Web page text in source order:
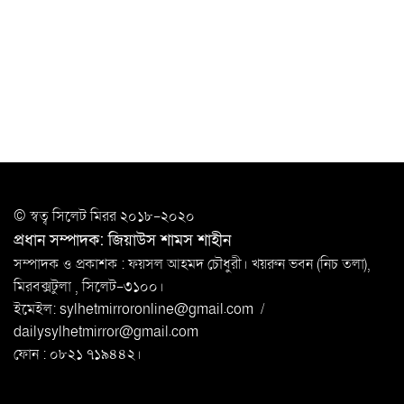
মানববন্ধন
রপ্তানি বৃদ্ধিতে ক্ষুদ্র উদ্যোক্তাদের মেলা বুথ ভাড়া মওকুফ :
বাণিজ্যমন্ত্রী
মুক্তাদির-আরিফসহ ১৮ মন্ত্রীর পুলিশ এসকর্ট
প্রত্যাহার
© স্বত্ব সি‌লেট মিরর ২০১৮-২০২০
প্রধান সম্পাদক: জিয়াউস শামস শাহীন
সম্পাদক ও প্রকাশক : ফয়সল আহমদ চৌধুরী। খয়রুন ভবন (নিচ তলা),
মিরবক্সটুলা ,সি‌লেট-৩১০০।
ইমেইল:sylhetmirroronline@gmail.com /
dailysylhetmirror@gmail.com
ফোন : ০৮২১ ৭১৯৪৪২।